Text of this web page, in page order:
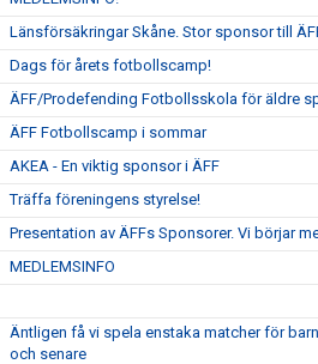
Länsförsäkringar Skåne. Stor sponsor till
Dags för årets fotbollscamp!
ÄFF/Prodefending Fotbollsskola för äldre
ÄFF Fotbollscamp i sommar
AKEA - En viktig sponsor i ÄFF
Träffa föreningens styrelse!
Presentation av ÄFFs Sponsorer. Vi börjar
MEDLEMSINFO
Äntligen få vi spela enstaka matcher för
och senare